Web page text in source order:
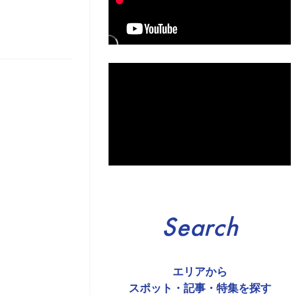
Search
エリアから
スポット・記事・特集を探す